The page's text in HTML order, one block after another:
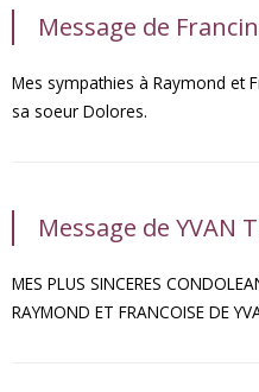
Message de
Mes sympathies à Raymond et
sa soeur Dolores.
Message de YVAN
MES PLUS SINCERES
RAYMOND ET FRANCOISE DE